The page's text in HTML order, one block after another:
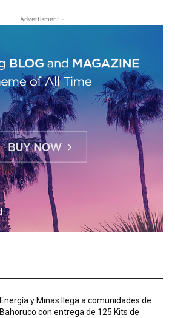
- Advertisment -
Energía y Minas llega a comunidades de
Bahoruco con entrega de 125 Kits de